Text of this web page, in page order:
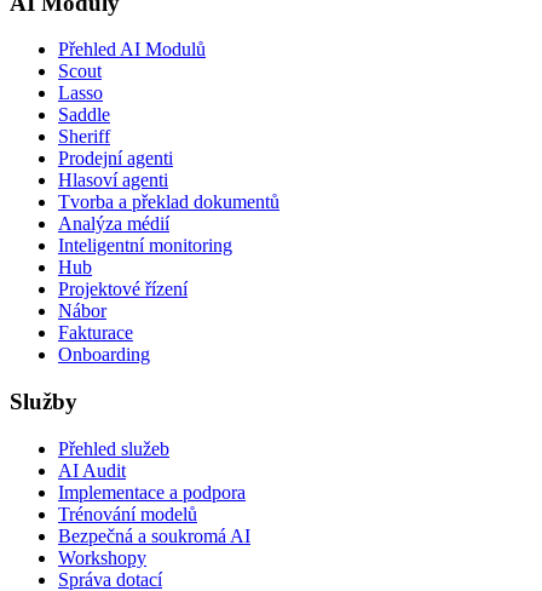
Přehled AI Modulů
Scout
Lasso
Saddle
Sheriff
Prodejní agenti
Hlasoví agenti
Tvorba a překlad dokumentů
Analýza médií
Inteligentní monitoring
Hub
Projektové řízení
Nábor
Fakturace
Onboarding
Služby
Přehled služeb
AI Audit
Implementace a podpora
Trénování modelů
Bezpečná a soukromá AI
Workshopy
Správa dotací